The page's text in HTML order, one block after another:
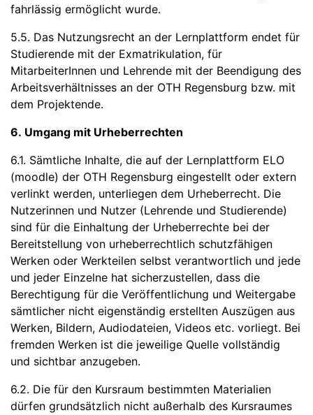
fahrlässig ermöglicht wurde.
5.5. Das Nutzungsrecht an der Lernplattform endet für
Studierende mit der Exmatrikulation, für
MitarbeiterInnen und Lehrende mit der Beendigung des
Arbeitsverhältnisses an der OTH Regensburg bzw. mit
dem Projektende.
6. Umgang mit Urheberrechten
6.1. Sämtliche Inhalte, die auf der Lernplattform ELO
(moodle) der OTH Regensburg eingestellt oder extern
verlinkt werden, unterliegen dem Urheberrecht. Die
Nutzerinnen und Nutzer (Lehrende und Studierende)
sind für die Einhaltung der Urheberrechte bei der
Bereitstellung von urheberrechtlich schutzfähigen
Werken oder Werkteilen selbst verantwortlich und jede
und jeder Einzelne hat sicherzustellen, dass die
Berechtigung für die Veröffentlichung und Weitergabe
sämtlicher nicht eigenständig erstellten Auszügen aus
Werken, Bildern, Audiodateien, Videos etc. vorliegt. Bei
fremden Werken ist die jeweilige Quelle vollständig
und sichtbar anzugeben.
6.2. Die für den Kursraum bestimmten Materialien
dürfen grundsätzlich nicht außerhalb des Kursraumes